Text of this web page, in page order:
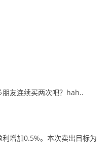
友连续买两次吧？hah..
增加0.5%。本次卖出目标为